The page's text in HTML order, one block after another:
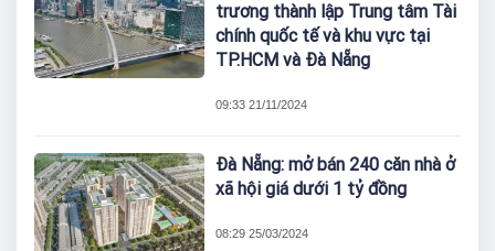
trương thành lập Trung tâm Tài
chính quốc tế và khu vực tại
TP.HCM và Đà Nẵng
09:33 21/11/2024
Đà Nẵng: mở bán 240 căn nhà ở
xã hội giá dưới 1 tỷ đồng
08:29 25/03/2024